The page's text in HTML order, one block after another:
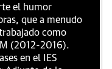
el humor
que a menudo
como
(2012-2016).
en el IES